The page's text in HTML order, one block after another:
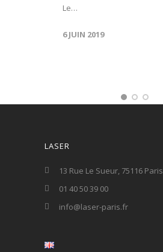
Le…
6 JUIN 2019
LASER
13 Rue Le Sueur, 75116 Paris
01 40 50 39 00
info@laser-paris.fr